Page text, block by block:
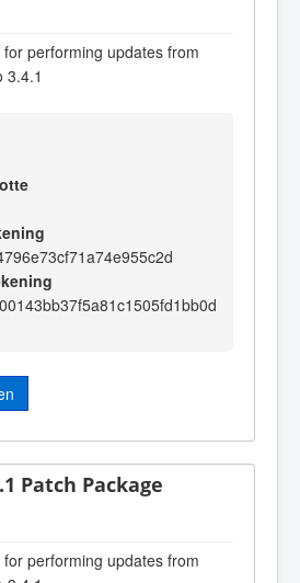
performing updates from
3.4.1
Patch Package
performing updates from